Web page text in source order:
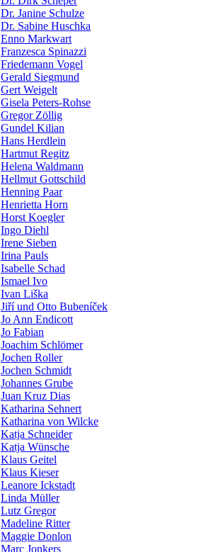
Dr. Janine Schulze
Dr. Sabine Huschka
Enno Markwart
Franzesca Spinazzi
Friedemann Vogel
Gerald Siegmund
Gert Weigelt
Gisela Peters-Rohse
Gregor Zöllig
Gundel Kilian
Hans Herdlein
Hartmut Regitz
Helena Waldmann
Hellmut Gottschild
Henning Paar
Henrietta Horn
Horst Koegler
Ingo Diehl
Irene Sieben
Irina Pauls
Isabelle Schad
Ismael Ivo
Ivan Liška
Jiří und Otto Bubeníček
Jo Ann Endicott
Jo Fabian
Joachim Schlömer
Jochen Roller
Jochen Schmidt
Johannes Grube
Juan Kruz Dias
Katharina Sehnert
Katharina von Wilcke
Katja Schneider
Katja Wünsche
Klaus Geitel
Klaus Kieser
Leanore Ickstadt
Linda Müller
Lutz Gregor
Madeline Ritter
Maggie Donlon
Marc Jonkers